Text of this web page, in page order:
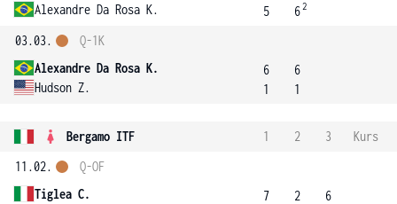
Alexandre Da Rosa K.
5
62
03.03.
Alexandre Da Rosa K.
Hudson Z.
Q-1K
6
1
6
1
Bergamo ITF 1 2 3
Kurs
11.02.
Tiglea C.
Q-OF
7
2
6